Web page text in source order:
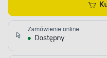
Zamówienie online
Dostępny